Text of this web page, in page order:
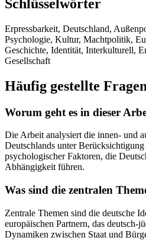
Schlüsselwörter
Erpressbarkeit, Deutschland,
Psychologie, Kultur, Machtpolitik,
Geschichte, Identität, Interkulturell,
Gesellschaft
Häufig gestellte Fragen
Worum geht es in dieser
Die Arbeit analysiert die innen- und
Deutschlands unter
psychologischer Faktoren, die
Abhängigkeit führen.
Was sind die zentralen
Zentrale Themen sind die deutsche
europäischen Partnern, das deutsch-
Dynamiken zwischen Staat und